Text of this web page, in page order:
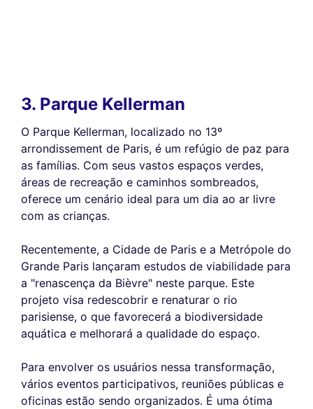
3. Parque Kellerman
O Parque Kellerman, localizado no 13º
arrondissement de Paris, é um refúgio de paz para
as famílias. Com seus vastos espaços verdes,
áreas de recreação e caminhos sombreados,
oferece um cenário ideal para um dia ao ar livre
com as crianças.
Recentemente, a Cidade de Paris e a Metrópole do
Grande Paris lançaram estudos de viabilidade para
a "renascença da Bièvre" neste parque. Este
projeto visa redescobrir e renaturar o rio
parisiense, o que favorecerá a biodiversidade
aquática e melhorará a qualidade do espaço.
Para envolver os usuários nessa transformação,
vários eventos participativos, reuniões públicas e
oficinas estão sendo organizados. É uma ótima